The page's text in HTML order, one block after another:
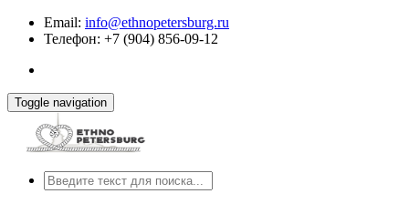
Email: info@ethnopetersburg.ru
Телефон: +7 (904) 856-09-12
Toggle navigation